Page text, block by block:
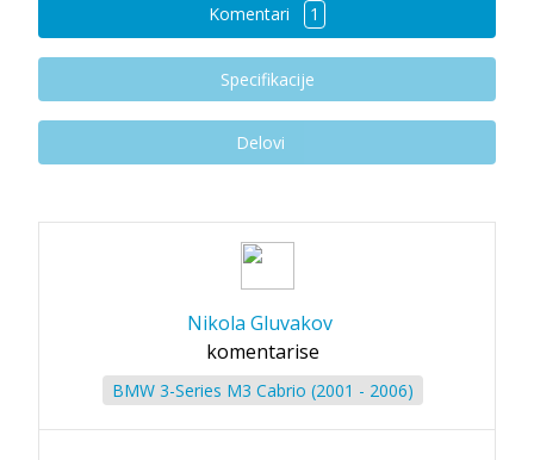
Komentari 1
Specifikacije
Delovi
Nikola Gluvakov
komentarise
BMW 3-Series M3 Cabrio (2001 - 2006)